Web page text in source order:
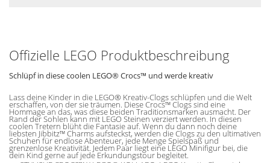
Offizielle LEGO Produktbeschreibung
Schlüpf in diese coolen LEGO® Crocs™ und werde kreativ
Lass deine Kinder in die LEGO® Kreativ-Clogs schlüpfen und die Welt
erschaffen, von der sie träumen. Diese Crocs™ Clogs sind eine
Hommage an das, was diese beiden Traditionsmarken ausmacht. Der
Rand der Sohlen kann mit LEGO Steinen verziert werden. In diesen
coolen Tretern blüht die Fantasie auf. Wenn du dann noch deine
liebsten Jibbitz™ Charms aufsteckst, werden die Clogs zu den ultimativen
Schuhen für endlose Abenteuer, jede Menge Spielspaß und
grenzenlose Kreativität. Jedem Paar liegt eine LEGO Minifigur bei, die
dein Kind gerne auf jede Erkundungstour begleitet.